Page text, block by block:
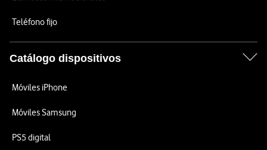
Teléfono fijo
Catálogo dispositivos
Móviles iPhone
Móviles Samsung
PS5 digital